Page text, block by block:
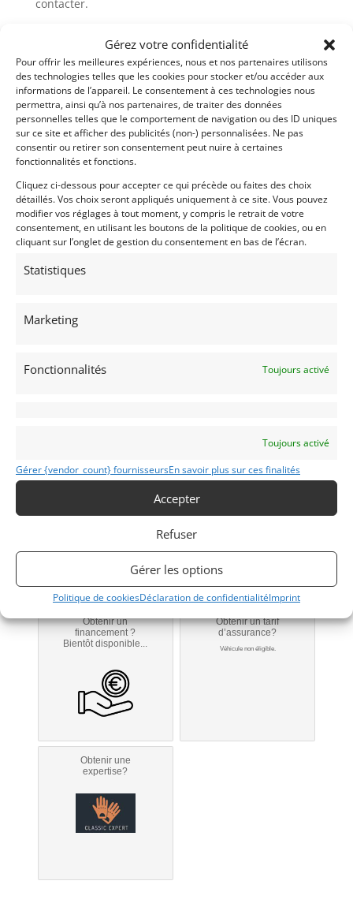
Gérez votre confidentialité
Pour offrir les meilleures expériences, nous et nos partenaires utilisons
des technologies telles que les cookies pour stocker et/ou accéder aux
informations de l’appareil. Le consentement à ces technologies nous
permettra, ainsi qu’à nos partenaires, de traiter des données
personnelles telles que le comportement de navigation ou des ID uniques
sur ce site et afficher des publicités (non-) personnalisées. Ne pas
consentir ou retirer son consentement peut nuire à certaines
fonctionnalités et fonctions.
Cliquez ci-dessous pour accepter ce qui précède ou faites des choix
détaillés. Vos choix seront appliqués uniquement à ce site. Vous pouvez
modifier vos réglages à tout moment, y compris le retrait de votre
consentement, en utilisant les boutons de la politique de cookies, ou en
cliquant sur l’onglet de gestion du consentement en bas de l’écran.
Statistiques
Marketing
Fonctionnalités Toujours activé
Toujours activé
Gérer {vendor_count} fournisseursEn savoir plus sur ces finalités
Accepter
Refuser
Gérer les options
Politique de cookiesDéclaration de confidentialitéImprint
contacter.
Demandez une expertise de ce modèle
Partager cette annonce
Voir les 224 annonces deDPM Motors
Publié: 24 juin 2025 (il y a 1 an)
Voitures de collection
Italiennes
Obtenir un
financement ?
Bientôt disponible...
Obtenir un tarif
d’assurance?
Véhicule non éligible.
Obtenir une
expertise?